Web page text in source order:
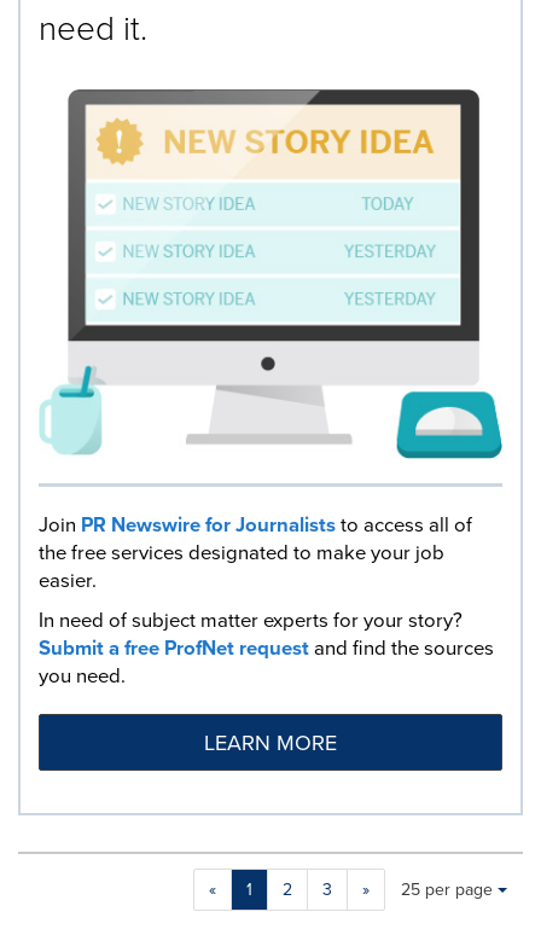
need it.
Join PR Newswire for Journaliststo access all of
the free services designated to make your job
easier.
In need of subject matter experts for your story?
Submit a free ProfNet requestand find the sources
you need.
LEARN MORE
« 1 2 3 »
Making
a
Items per page:
25 per page